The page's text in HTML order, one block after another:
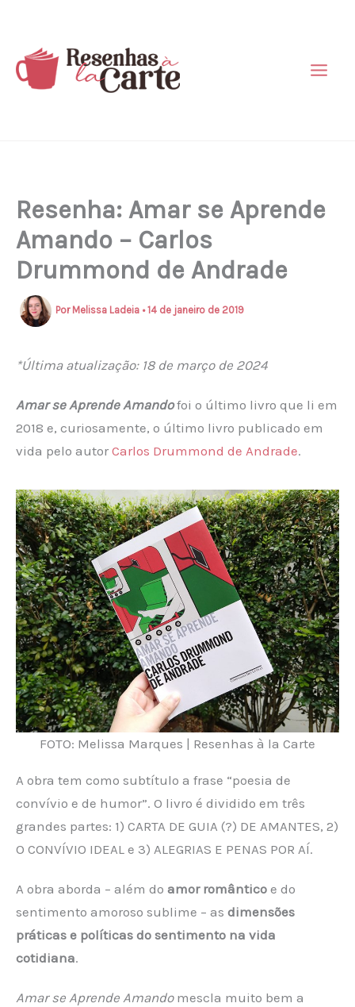
conteúdo
Resenha: Amar se Aprende
Amando – Carlos
Drummond de Andrade
Por Melissa Ladeia •14 de janeiro de 2019
*Última atualização: 18 de março de 2024
Amar se Aprende Amandofoi o último livro que li em
2018 e, curiosamente, o último livro publicado em
vida pelo autor Carlos Drummond de Andrade.
FOTO: Melissa Marques | Resenhas à la Carte
A obra tem como subtítulo a frase “poesia de
convívio e de humor”. O livro é dividido em três
grandes partes: 1) CARTA DE GUIA (?) DE AMANTES, 2)
O CONVÍVIO IDEAL e 3) ALEGRIAS E PENAS POR AÍ.
A obra aborda – além do amor romântico e do
sentimento amoroso sublime – as dimensões
práticas e políticas do sentimento na vida
cotidiana.
Amar se Aprende Amandomescla muito bem a